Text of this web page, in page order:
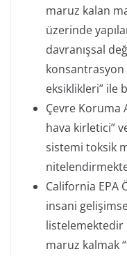
maruz kalan
üzerinde
davranışsal
eksiklikleri” ile
Çevre Koruma
hava kirletici”
sistemi toksik
California EPA
insani
listelemektedir
maruz kalmak